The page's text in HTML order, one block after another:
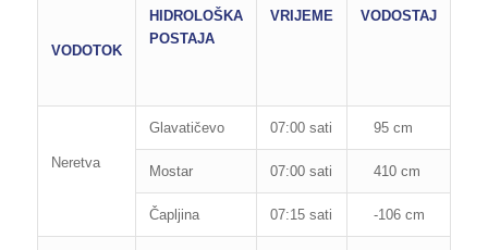
VODOTOK
HIDROLOŠKA
POSTAJA
VRIJEME VODOSTAJ
Neretva
Glavatičevo 07:00 sati 95 cm
Mostar 07:00 sati 410 cm
Čapljina 07:15 sati -106 cm